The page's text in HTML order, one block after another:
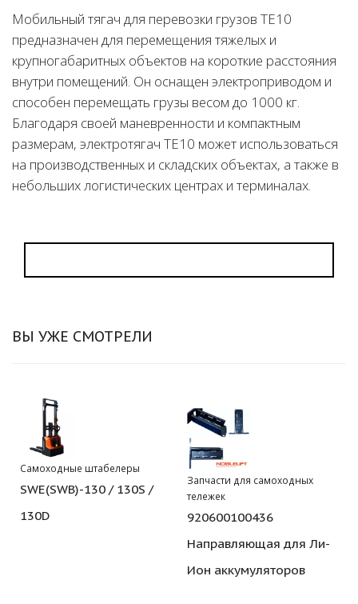
Мобильный тягач для перевозки грузов TE10
предназначен для перемещения тяжелых и
крупногабаритных объектов на короткие расстояния
внутри помещений. Он оснащен электроприводом и
способен перемещать грузы весом до 1000 кг.
Благодаря своей маневренности и компактным
размерам, электротягач TE10 может использоваться
на производственных и складских объектах, а также в
небольших логистических центрах и терминалах.
ВЫ УЖЕ СМОТРЕЛИ
Самоходные штабелеры
SWE(SWB)-130 / 130S /
130D
Запчасти для самоходных
тележек
920600100436
Направляющая для Ли-
Ион аккумуляторов